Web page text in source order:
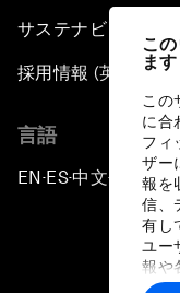
こ
ます
この
に合
フィ
ザー
報を
信、
有し
ユー
報や
に
サステナビリティへ
採用情報 (英語のみ)
言語
EN ▪ ES▪中文▪ 日本語